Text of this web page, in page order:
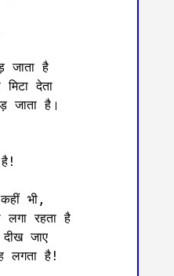
जाता है
देता
जाता है।
है!
भी,
रहता है
जाए
लगता है!